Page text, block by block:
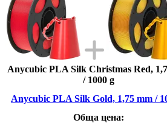
Anycubic PLA Silk Christmas Red,
/ 1000 g
Anycubic PLA Silk Gold, 1,75 mm /
Обща цена: